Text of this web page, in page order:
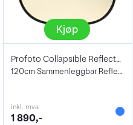
Kjøp
Profoto Collapsible Reflector SS/W - L
120cm Sammenleggbar Reflektor Sunsilv/Wh
inkl. mva
1 890,-